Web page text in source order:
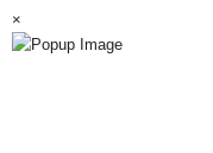
×